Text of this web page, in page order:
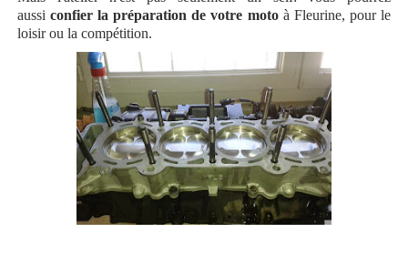
aussiconfier la préparation de votre motoà Fleurine, pour le
loisir ou la compétition.